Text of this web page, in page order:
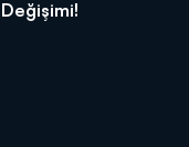
Değişimi!